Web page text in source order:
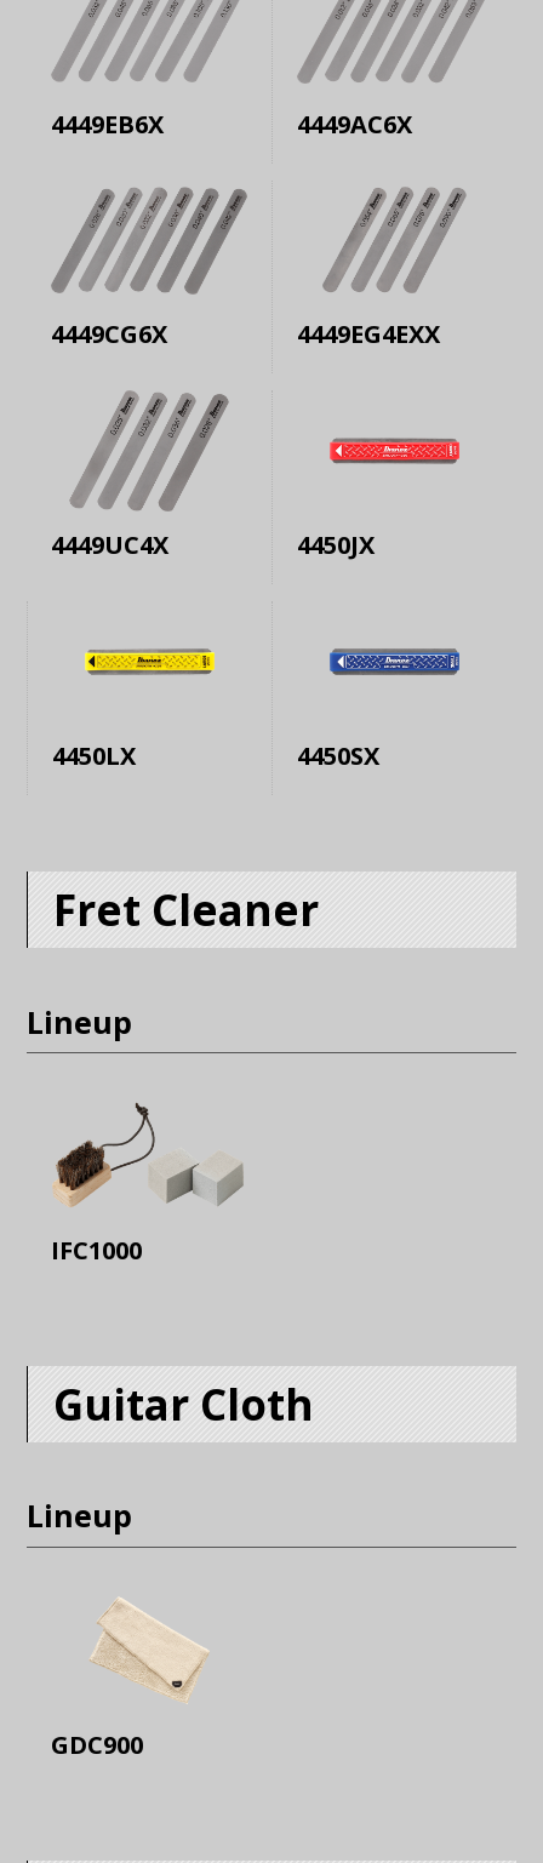
4449EB6X 4449AC6X
4449CG6X 4449EG4EXX
4449UC4X 4450JX
4450LX 4450SX
Fret Cleaner
Lineup
IFC1000
Guitar Cloth
Lineup
GDC900